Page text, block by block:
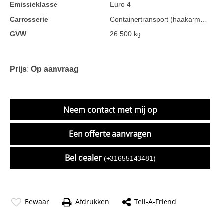
Emissieklasse
Euro 4
Carrosserie
GVW
26.500 kg
Prijs: Op aanvraag
Neem contact met mij op
Een offerte aanvragen
Bel dealer (+31655143481)
Bewaar Afdrukken Tell-A-Friend